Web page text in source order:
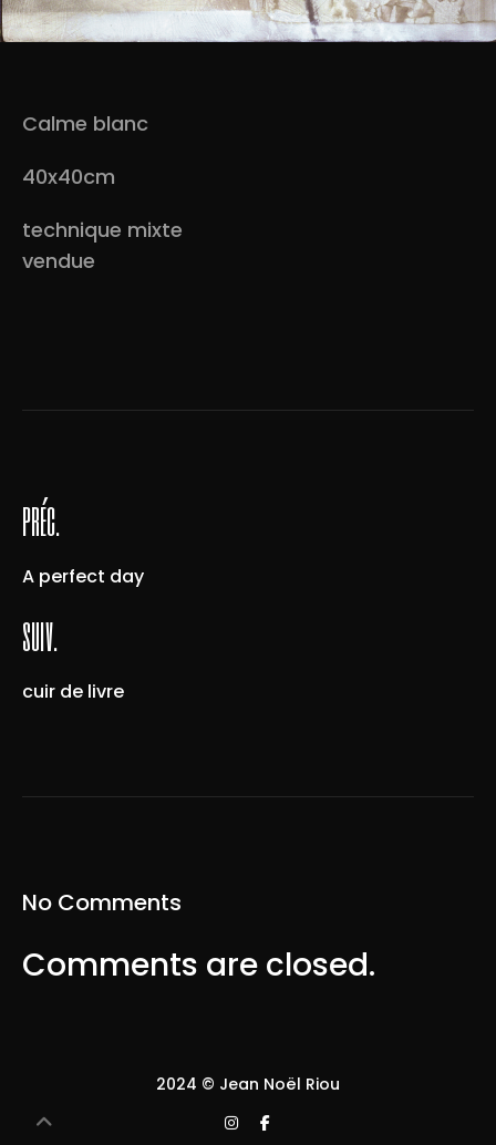
Calme blanc
40x40cm
technique mixte
vendue
préc.
A perfect day
suiv.
cuir de livre
No Comments
Comments are closed.
2024 © Jean Noël Riou